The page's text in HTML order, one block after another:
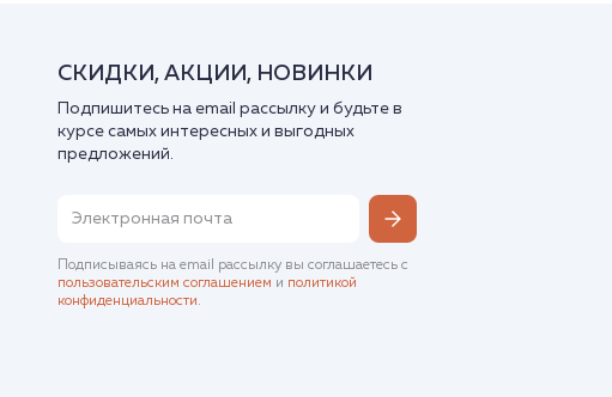
СКИДКИ, АКЦИИ, НОВИНКИ
Подпишитесь на email рассылку и будьте в
курсе самых интересных и выгодных
предложений.
Подписываясь на email рассылку вы соглашаетесь с
пользовательским соглашением и политикой
конфиденциальности.